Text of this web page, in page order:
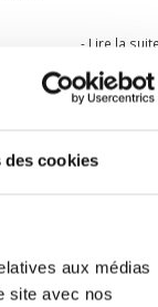
des cookies
aux médias
site avec nos
- Lire la